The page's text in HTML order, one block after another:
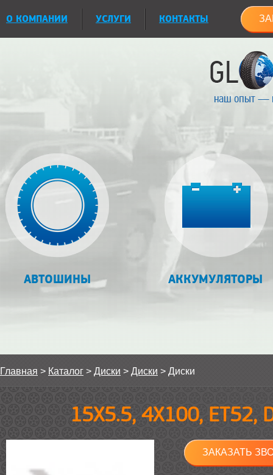
О КОМПАНИИ УСЛУГИ КОНТАКТЫ
наш опыт —
АВТОШИНЫ АККУМУЛЯТОРЫ
Главная > Каталог > Диски > Диски > Диски
15Х5.5, 4Х100, ET52,
ЗАКАЗАТЬ